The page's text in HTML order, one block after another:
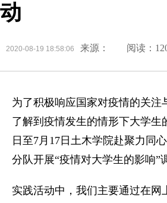
动
2020-08-19 18:58:06 来源： 阅读：
为了积极响应国家对疫情的关注
了解到疫情发生的情形下大学生
日至7月17日土木学院赴聚力同
分队开展“疫情对大学生的影响”
实践活动中，我们主要通过在网